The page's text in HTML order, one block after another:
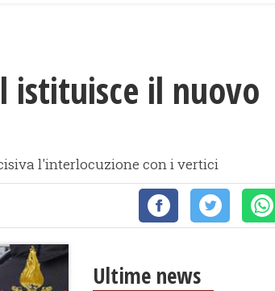
istituisce il nuovo
l'interlocuzione con i vertici
Ultime news